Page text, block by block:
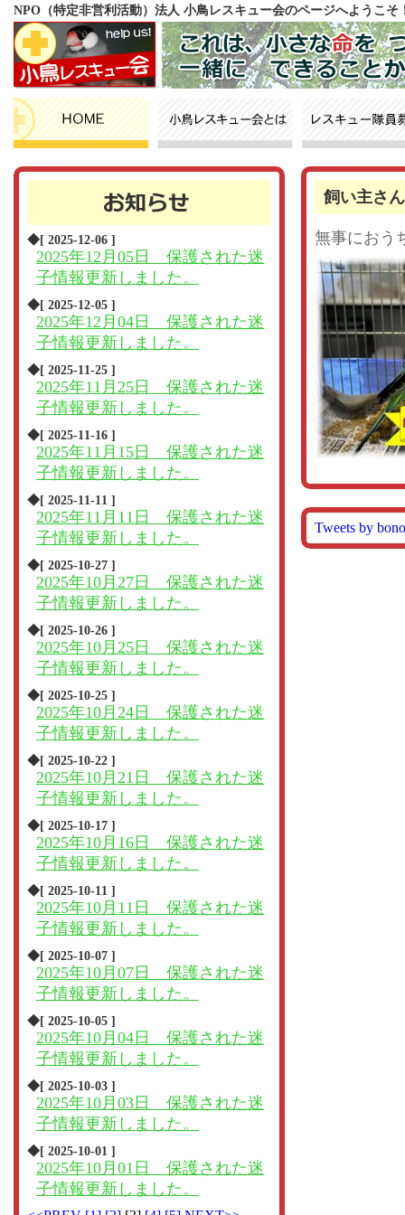
NPO（特定非営利活動）法人 小鳥レスキュー会のページへようこそ
◆[ 2025-12-06 ]
2025年12月05日 保護された迷
子情報更新しました。
◆[ 2025-12-05 ]
2025年12月04日 保護された迷
子情報更新しました。
◆[ 2025-11-25 ]
2025年11月25日 保護された迷
子情報更新しました。
◆[ 2025-11-16 ]
2025年11月15日 保護された迷
子情報更新しました。
◆[ 2025-11-11 ]
2025年11月11日 保護された迷
子情報更新しました。
◆[ 2025-10-27 ]
2025年10月27日 保護された迷
子情報更新しました。
◆[ 2025-10-26 ]
2025年10月25日 保護された迷
子情報更新しました。
◆[ 2025-10-25 ]
2025年10月24日 保護された迷
子情報更新しました。
◆[ 2025-10-22 ]
2025年10月21日 保護された迷
子情報更新しました。
◆[ 2025-10-17 ]
2025年10月16日 保護された迷
子情報更新しました。
◆[ 2025-10-11 ]
2025年10月11日 保護された迷
子情報更新しました。
◆[ 2025-10-07 ]
2025年10月07日 保護された迷
子情報更新しました。
◆[ 2025-10-05 ]
2025年10月04日 保護された迷
子情報更新しました。
◆[ 2025-10-03 ]
2025年10月03日 保護された迷
子情報更新しました。
◆[ 2025-10-01 ]
2025年10月01日 保護された迷
子情報更新しました。
飼い主さ
無事におう
Tweets by